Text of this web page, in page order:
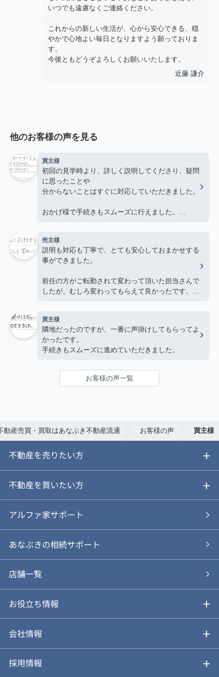
いつでも遠慮なくご連絡ください。
これからの新しい生活が、心から安心できる、穏
やかで心地よい毎日となりますよう願っておりま
す。
今後ともどうぞよろしくお願いいたします。
近藤 謙介
他のお客様の声を見る
買主様
初回の見学時より、詳しく説明してくださり、疑問
に思ったことや
分からないことはすぐに対応していただきました。
おかげ様で手続きもスムーズに行えました。
売主様
説明も対応も丁寧で、とても安心しておまかせする
事ができました。
前任の方がご転勤されて変わって頂いた担当さんで
したが、むしろ変わってもらえて良かったです。あ
買主様
隣地だったのですが、一番に声掛けしてもらってよ
かったです。
手続きもスムーズに進めていただきました。
お客様の声一覧
動産売買・買取はあなぶき不動産流通 お客様の声 買主様
不動産を売りたい方
ご売却ガイド
ご売却の流れ
あなぶきの仲介
あなぶきの買取
仲介と買取のメリット・デメリット
動画やパンフレットで見る
不動産を買いたい方
ご購入ガイド
物件を探す
購入の流れ
購入前も後も安心サポート
お気に入り
アルファ家サポート
あなぶきの相続サポート
店舗一覧
お役立ち情報
不動産Q&A
アルファジャーナル
会社情報
会社概要
採用情報